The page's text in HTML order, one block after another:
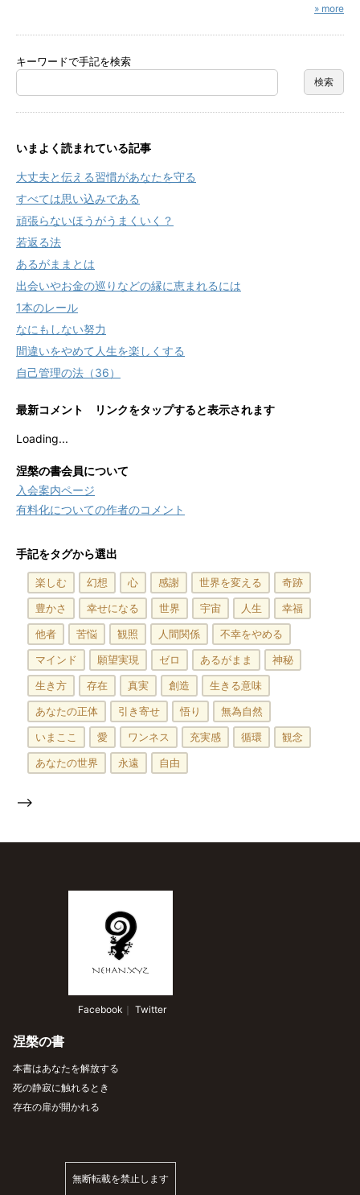
» more
キーワードで手記を検索
いまよく読まれている記事
大丈夫と伝える習慣があなたを守る
すべては思い込みである
頑張らないほうがうまくいく？
若返る法
あるがままとは
出会いやお金の巡りなどの縁に恵まれるには
1本のレール
なにもしない努力
間違いをやめて人生を楽しくする
自己管理の法（36）
最新コメント リンクをタップすると表示されます
Loading...
涅槃の書会員について
入会案内ページ
有料化についての作者のコメント
手記をタグから選出
楽しむ 幻想 心 感謝 世界を変える
奇跡
豊かさ
幸せになる 世界 宇宙 人生
幸福
他者
苦悩 観照 人間関係
不幸をやめる
マインド
願望実現 ゼロ あるがまま
神秘
生き方
存在 真実 創造
生きる意味
あなたの正体
引き寄せ 悟り
無為自然
いまここ
愛 ワンネス 充実感 循環
観念
あなたの世界
永遠 自由
-->
Facebook ｜ Twitter
涅槃の書
本書はあなたを解放する
死の静寂に触れるとき
存在の扉が開かれる
無断転載を禁止します